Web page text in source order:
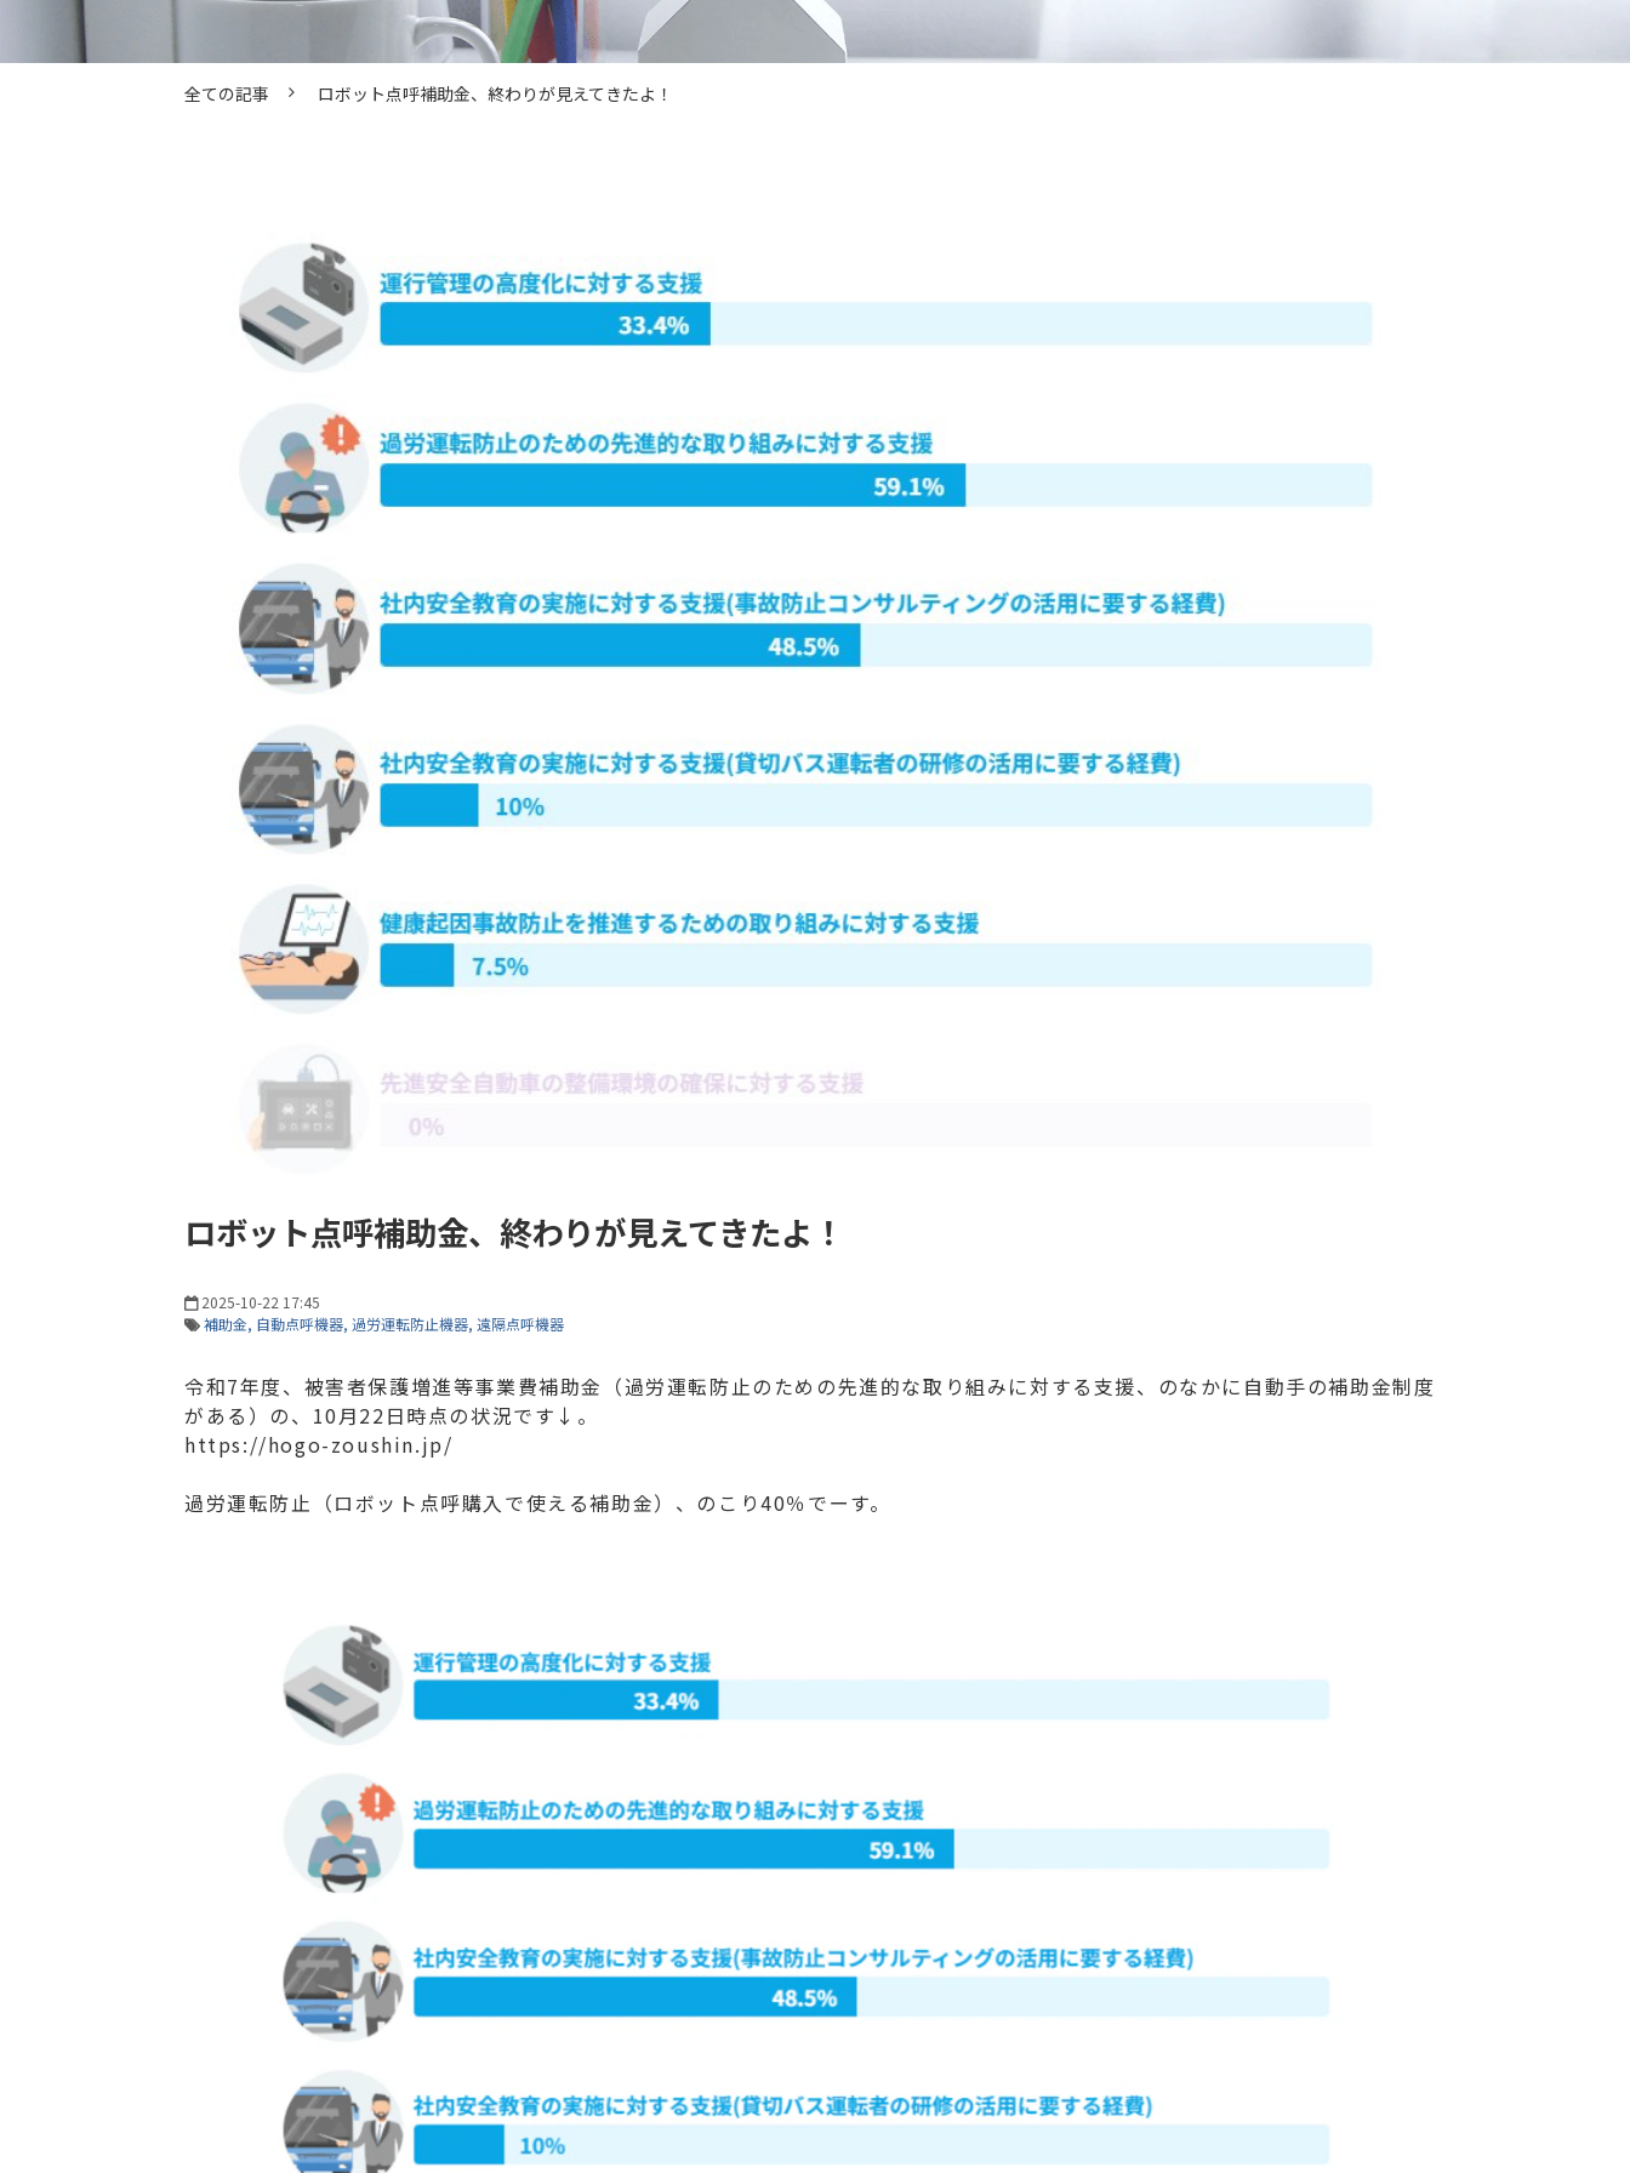
全ての記事 ロボット点呼補助金、終わりが見えてきたよ！
ロボット点呼補助金、終わりが見えてきたよ！
2025-10-22 17:45
補助金 自動点呼機器 過労運転防止機器 遠隔点呼機器
令和7年度、被害者保護増進等事業費補助金（過労運転防止のための先進的な取り組みに対する支援、のなかに自動手の補助金制度
がある）の、10月22日時点の状況です↓。
https://hogo-zoushin.jp/
過労運転防止（ロボット点呼購入で使える補助金）、のこり40％でーす。